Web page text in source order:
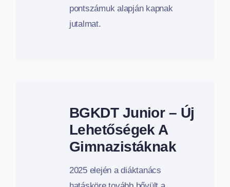
pontszámuk alapján kapnak
jutalmat.
BGKDT Junior – Új
Lehetőségek A
Gimnazistáknak
2025 elején a diáktanács